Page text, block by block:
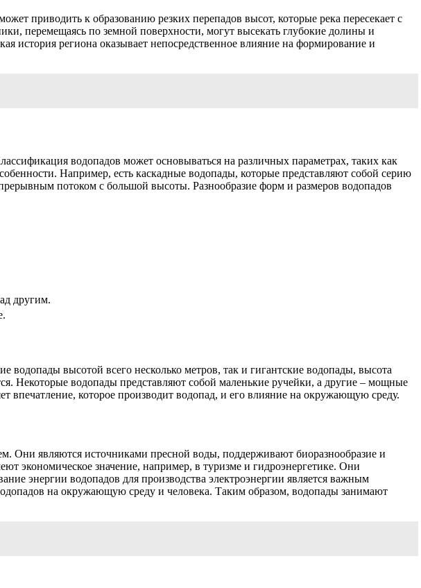
приводить к образованию резких перепадов высот, которые река пересекает с
перемещаясь по земной поверхности, могут высекать глубокие долины и
история региона оказывает непосредственное влияние на формирование и
водопадов может основываться на различных параметрах, таких как
Например, есть каскадные водопады, которые представляют собой серию
потоком с большой высоты. Разнообразие форм и размеров водопадов
другим.
высотой всего несколько метров, так и гигантские водопады, высота
Некоторые водопады представляют собой маленькие ручейки, а другие – мощные
впечатление, которое производит водопад, и его влияние на окружающую среду.
Они являются источниками пресной воды, поддерживают биоразнообразие и
экономическое значение, например, в туризме и гидроэнергетике. Они
энергии водопадов для производства электроэнергии является важным
на окружающую среду и человека. Таким образом, водопады занимают